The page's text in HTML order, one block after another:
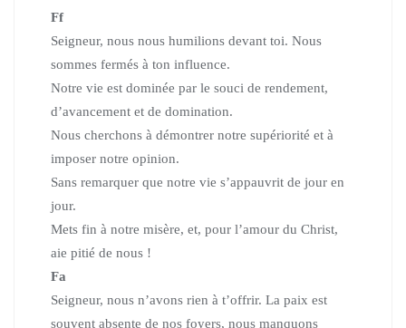
Ff
Seigneur, nous nous humilions devant toi. Nous
sommes fermés à ton influence.
Notre vie est dominée par le souci de rendement,
d’avancement et de domination.
Nous cherchons à démontrer notre supériorité et à
imposer notre opinion.
Sans remarquer que notre vie s’appauvrit de jour en
jour.
Mets fin à notre misère, et, pour l’amour du Christ,
aie pitié de nous !
Fa
Seigneur, nous n’avons rien à t’offrir. La paix est
souvent absente de nos foyers, nous manquons